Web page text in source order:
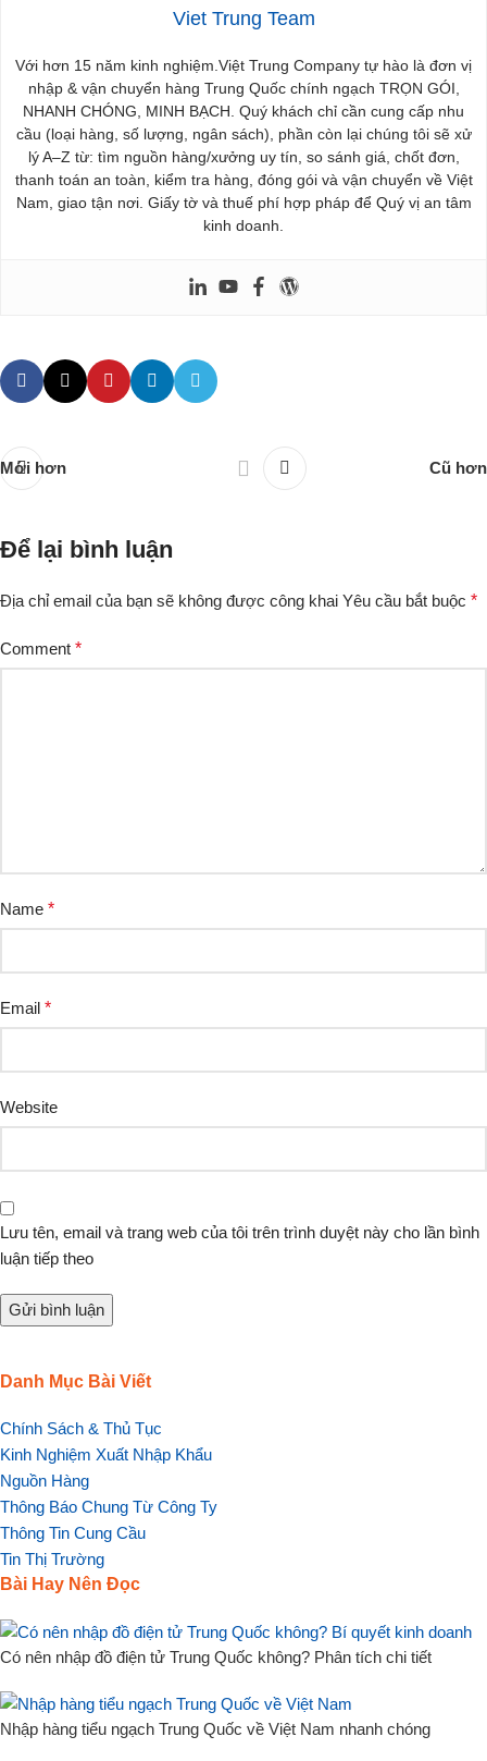
Viet Trung Team
Với hơn 15 năm kinh nghiệm.Việt Trung Company tự hào là đơn vị
nhập & vận chuyển hàng Trung Quốc chính ngạch TRỌN GÓI,
NHANH CHÓNG, MINH BẠCH. Quý khách chỉ cần cung cấp nhu
cầu (loại hàng, số lượng, ngân sách), phần còn lại chúng tôi sẽ xử
lý A–Z từ: tìm nguồn hàng/xưởng uy tín, so sánh giá, chốt đơn,
thanh toán an toàn, kiểm tra hàng, đóng gói và vận chuyển về Việt
Nam, giao tận nơi. Giấy tờ và thuế phí hợp pháp để Quý vị an tâm
kinh doanh.
Mới hơn Cũ hơn
Để lại bình luận
Địa chỉ email của bạn sẽ không được công khai Yêu cầu bắt buộc *
Comment *
Name *
Email *
Website
Lưu tên, email và trang web của tôi trên trình duyệt này cho lần bình
luận tiếp theo
Danh Mục Bài Viết
Chính Sách & Thủ Tục
Kinh Nghiệm Xuất Nhập Khẩu
Nguồn Hàng
Thông Báo Chung Từ Công Ty
Thông Tin Cung Cầu
Tin Thị Trường
Bài Hay Nên Đọc
Có nên nhập đồ điện tử Trung Quốc không? Phân tích chi tiết
Nhập hàng tiểu ngạch Trung Quốc về Việt Nam nhanh chóng